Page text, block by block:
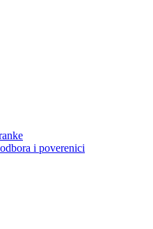
i poverenici